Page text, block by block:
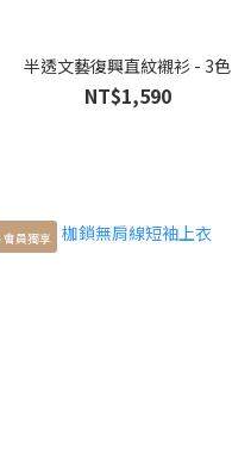
半透文藝復興直紋襯衫 - 3色
NT$1,590
會員獨享